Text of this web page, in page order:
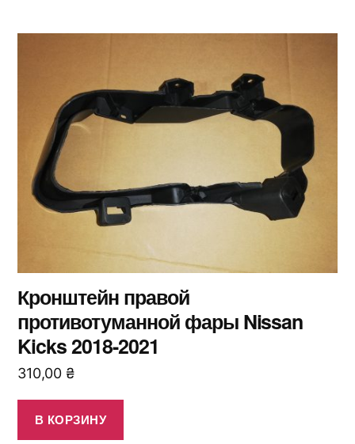
Кронштейн правой
противотуманной фары Nissan
Kicks 2018-2021
310,00 ₴
В КОРЗИНУ